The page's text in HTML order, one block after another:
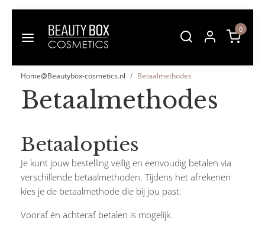
0
Home@Beautybox-cosmetics.nl Betaalmethodes
Betaalmethodes
Betaalopties
Je kunt jouw bestelling veilig en eenvoudig betalen via
verschillende betaalmethoden. Tijdens het afrekenen
kies je de betaalmethode die bij jou past.
Vooraf én achteraf betalen is mogelijk.